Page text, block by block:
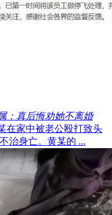
：真后悔劝她不离婚
在家中被老公殴打致头
治身亡。黄某的 ...